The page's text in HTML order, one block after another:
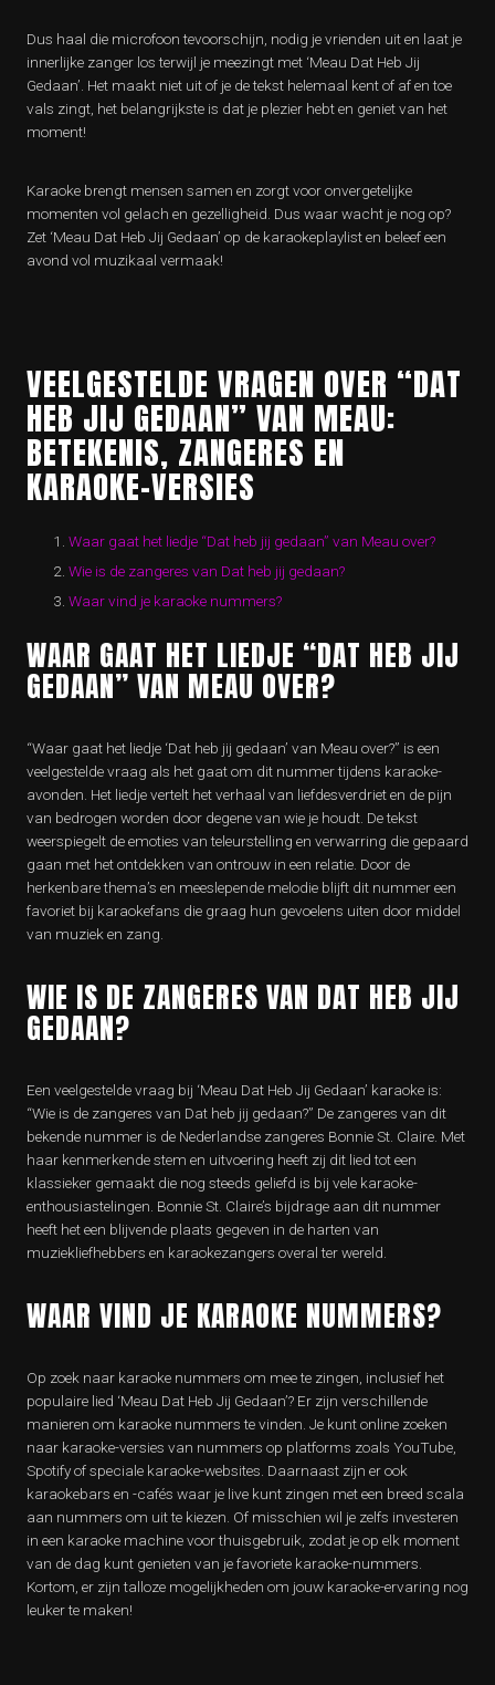
Dus haal die microfoon tevoorschijn, nodig je vrienden uit en laat je
innerlijke zanger los terwijl je meezingt met ‘Meau Dat Heb Jij
Gedaan’. Het maakt niet uit of je de tekst helemaal kent of af en toe
vals zingt, het belangrijkste is dat je plezier hebt en geniet van het
moment!
Karaoke brengt mensen samen en zorgt voor onvergetelijke
momenten vol gelach en gezelligheid. Dus waar wacht je nog op?
Zet ‘Meau Dat Heb Jij Gedaan’ op de karaokeplaylist en beleef een
avond vol muzikaal vermaak!
VEELGESTELDE VRAGEN OVER “DAT
HEB JIJ GEDAAN” VAN MEAU:
BETEKENIS, ZANGERES EN
KARAOKE-VERSIES
Waar gaat het liedje “Dat heb jij gedaan” van Meau over?
Wie is de zangeres van Dat heb jij gedaan?
Waar vind je karaoke nummers?
WAAR GAAT HET LIEDJE “DAT HEB JIJ
GEDAAN” VAN MEAU OVER?
“Waar gaat het liedje ‘Dat heb jij gedaan’ van Meau over?” is een
veelgestelde vraag als het gaat om dit nummer tijdens karaoke-
avonden. Het liedje vertelt het verhaal van liefdesverdriet en de pijn
van bedrogen worden door degene van wie je houdt. De tekst
weerspiegelt de emoties van teleurstelling en verwarring die gepaard
gaan met het ontdekken van ontrouw in een relatie. Door de
herkenbare thema’s en meeslepende melodie blijft dit nummer een
favoriet bij karaokefans die graag hun gevoelens uiten door middel
van muziek en zang.
WIE IS DE ZANGERES VAN DAT HEB JIJ
GEDAAN?
Een veelgestelde vraag bij ‘Meau Dat Heb Jij Gedaan’ karaoke is:
“Wie is de zangeres van Dat heb jij gedaan?” De zangeres van dit
bekende nummer is de Nederlandse zangeres Bonnie St. Claire. Met
haar kenmerkende stem en uitvoering heeft zij dit lied tot een
klassieker gemaakt die nog steeds geliefd is bij vele karaoke-
enthousiastelingen. Bonnie St. Claire’s bijdrage aan dit nummer
heeft het een blijvende plaats gegeven in de harten van
muziekliefhebbers en karaokezangers overal ter wereld.
WAAR VIND JE KARAOKE NUMMERS?
Op zoek naar karaoke nummers om mee te zingen, inclusief het
populaire lied ‘Meau Dat Heb Jij Gedaan’? Er zijn verschillende
manieren om karaoke nummers te vinden. Je kunt online zoeken
naar karaoke-versies van nummers op platforms zoals YouTube,
Spotify of speciale karaoke-websites. Daarnaast zijn er ook
karaokebars en -cafés waar je live kunt zingen met een breed scala
aan nummers om uit te kiezen. Of misschien wil je zelfs investeren
in een karaoke machine voor thuisgebruik, zodat je op elk moment
van de dag kunt genieten van je favoriete karaoke-nummers.
Kortom, er zijn talloze mogelijkheden om jouw karaoke-ervaring nog
leuker te maken!